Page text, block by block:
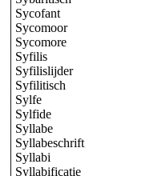
Sycofant
Sycomoor
Sycomore
Syfilis
Syfilislijder
Syfilitisch
Sylfe
Sylfide
Syllabe
Syllabeschrift
Syllabi
Syllabificatie